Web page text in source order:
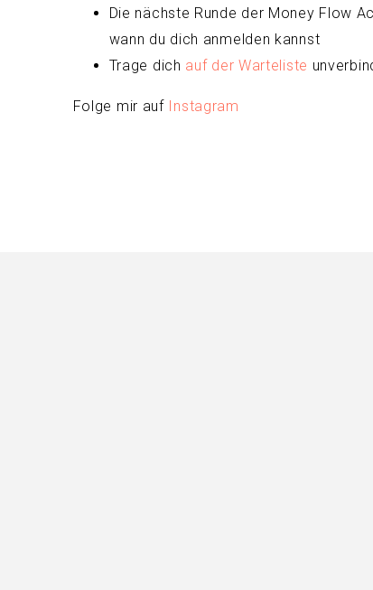
Die nächste Runde der Money Flow
wann du dich anmelden kannst
Trage dich auf der Warteliste
Folge mir auf Instagram